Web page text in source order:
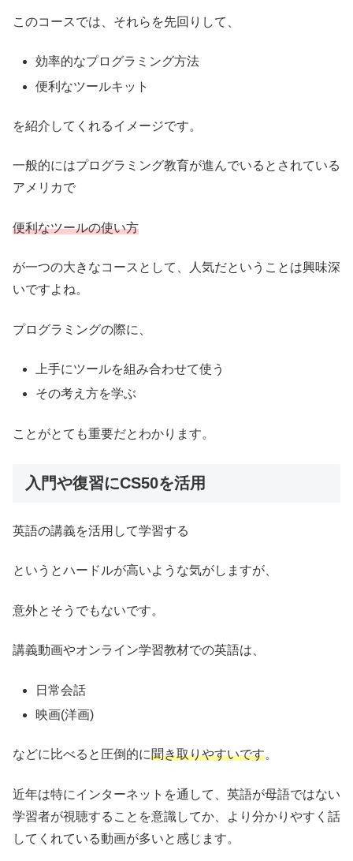
このコースでは、それらを先回りして、
効率的なプログラミング方法
便利なツールキット
を紹介してくれるイメージです。
一般的にはプログラミング教育が進んでいるとされている
アメリカで
便利なツールの使い方
が一つの大きなコースとして、人気だということは興味深
いですよね。
プログラミングの際に、
上手にツールを組み合わせて使う
その考え方を学ぶ
ことがとても重要だとわかります。
入門や復習にCS50を活用
英語の講義を活用して学習する
というとハードルが高いような気がしますが、
意外とそうでもないです。
講義動画やオンライン学習教材での英語は、
日常会話
映画(洋画)
などに比べると圧倒的に聞き取りやすいです。
近年は特にインターネットを通して、英語が母語ではない
学習者が視聴することを意識してか、より分かりやすく話
してくれている動画が多いと感じます。